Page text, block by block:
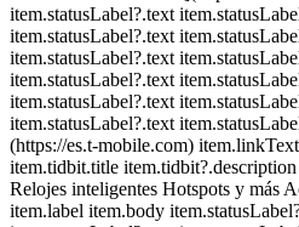
item.statusLabel?.text
item.statusLabel?.text
item.statusLabel?.text
item.statusLabel?.text
item.statusLabel?.text
item.statusLabel?.text
(https://es.t-mobile.com)
item.tidbit.title
Relojes inteligentes Hotspots y más
item.label item.body